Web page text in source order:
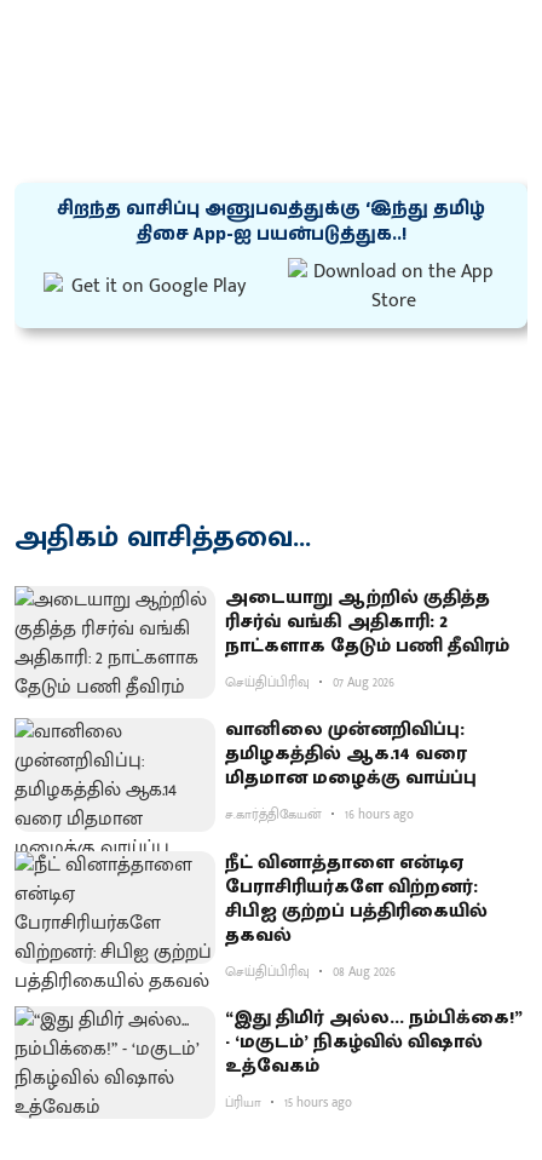
சிறந்த வாசிப்பு அனுபவத்துக்கு ‘இந்து தமிழ்
திசை App-ஐ பயன்படுத்துக..!
அதிகம் வாசித்தவை...
அடையாறு ஆற்றில் குதித்த
ரிசர்வ் வங்கி அதிகாரி: 2
நாட்களாக தேடும் பணி தீவிரம்
செய்திப்பிரிவு 07 Aug 2026
வானிலை முன்னறிவிப்பு:
தமிழகத்தில் ஆக.14 வரை
மிதமான மழைக்கு வாய்ப்பு
ச.கார்த்திகேயன் 16 hours ago
நீட் வினாத்தாளை என்டிஏ
பேராசிரியர்களே விற்றனர்:
சிபிஐ குற்றப் பத்திரிகையில்
தகவல்
செய்திப்பிரிவு 08 Aug 2026
“இது திமிர் அல்ல... நம்பிக்கை!”
- ‘மகுடம்’ நிகழ்வில் விஷால்
உத்வேகம்
ப்ரியா 15 hours ago